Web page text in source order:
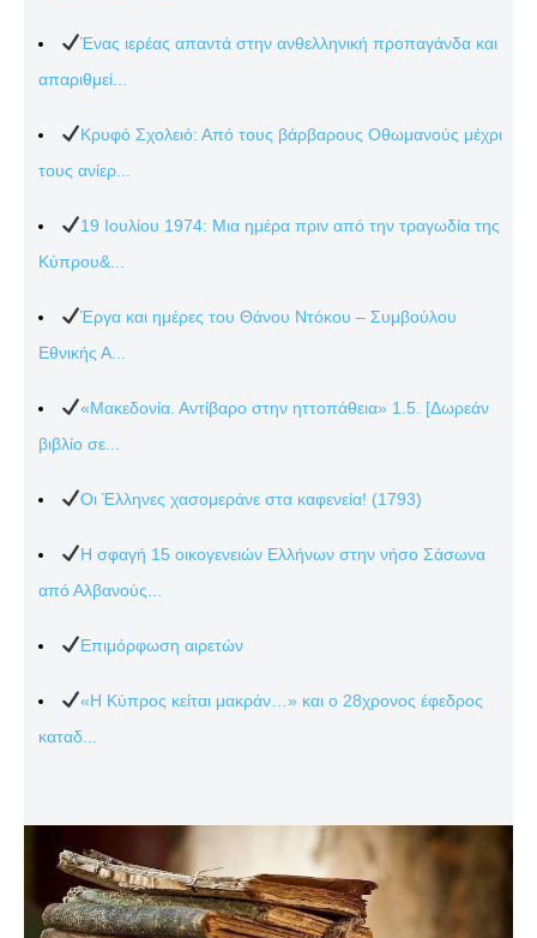
Ένας ιερέας απαντά στην ανθελληνική προπαγάνδα και
απαριθμεί...
Κρυφό Σχολειό: Από τους βάρβαρους Οθωμανούς μέχρι
τους ανίερ...
19 Ιουλίου 1974: Μια ημέρα πριν από την τραγωδία της
Κύπρου&...
Έργα και ημέρες του Θάνου Ντόκου – Συμβούλου
Εθνικής Α...
«Μακεδονία. Αντίβαρο στην ηττοπάθεια» 1.5. [Δωρεάν
βιβλίο σε...
Οι Έλληνες χασομεράνε στα καφενεία! (1793)
Η σφαγή 15 οικογενειών Ελλήνων στην νήσο Σάσωνα
από Αλβανούς...
Επιμόρφωση αιρετών
«Η Κύπρος κείται μακράν…» και ο 28χρονος έφεδρος
καταδ...